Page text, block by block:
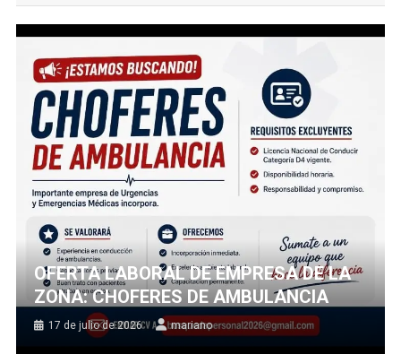
OFERTA LABORAL DE EMPRESA DE LA
ZONA: CHOFERES DE AMBULANCIA
17 de julio de 2026 mariano